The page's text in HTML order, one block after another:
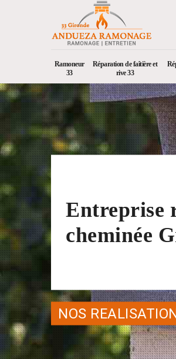
Ramoneur
33
Réparation de faîtière et
rive 33
Entreprise
cheminée
NOS